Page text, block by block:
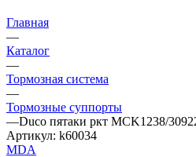
Главная
—
Каталог
—
Тормозная система
—
Тормозные суппорты
—Duco пятаки ркт MCK1238/
Артикул: k60034
MDA